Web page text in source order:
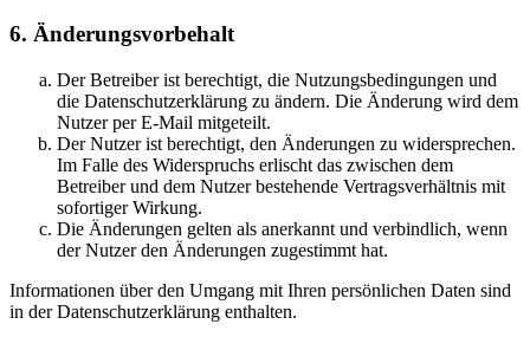
6. Änderungsvorbehalt
Der Betreiber ist berechtigt, die Nutzungsbedingungen und
die Datenschutzerklärung zu ändern. Die Änderung wird dem
Nutzer per E-Mail mitgeteilt.
Der Nutzer ist berechtigt, den Änderungen zu widersprechen.
Im Falle des Widerspruchs erlischt das zwischen dem
Betreiber und dem Nutzer bestehende Vertragsverhältnis mit
sofortiger Wirkung.
Die Änderungen gelten als anerkannt und verbindlich, wenn
der Nutzer den Änderungen zugestimmt hat.
Informationen über den Umgang mit Ihren persönlichen Daten sind
in der Datenschutzerklärung enthalten.